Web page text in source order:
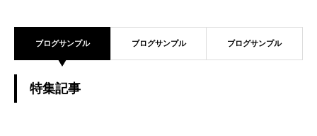
ブログサンプル ブログサンプル ブログサンプル
特集記事